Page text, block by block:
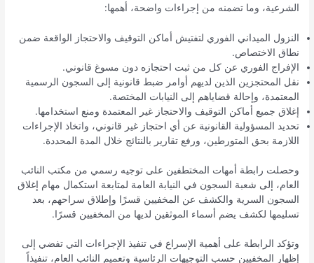
الشرعية، وما تضمنه من إجراءات واضحة، أهمها:
النزول الميداني الفوري لتفتيش أماكن التوقيف والاحتجاز الواقعة ضمن
نطاق الاختصاص.
الإفراج الفوري عن كل من ثبت احتجازه دون مسوغ قانوني.
نقل المحتجزين الذين لديهم أوامر ضبط قانونية إلى السجون الرسمية
المعتمدة، وإحالة قضاياهم إلى النيابات المختصة.
إغلاق جميع أماكن التوقيف والاحتجاز غير المعتمدة ومنع استخدامها.
تحديد المسؤولية القانونية عن أي احتجاز غير قانوني، واتخاذ الإجراءات
اللازمة بحق المتورطين، ورفع تقارير بالنتائج خلال المدة المحددة.
وحصلت رابطة أمهات المختطفين على توجيه رسمي من مكتب النائب
العام، إلى شعبة السجون في النيابة العامة لمتابعة استكمال مهام إغلاق
السجون السرية والكشف عن المخفيين قسرًا وإطلاق سراحهم، بعد
تسليمها لكشف يضم أسماء الموثقين لديها من المخفيين قسرًا.
وتؤكد الرابطة على أهمية الإسراع في تنفيذ الإجراءات التي تفضي إلى
إظهار المخفيين حسب التوجيهات الرئاسية وتعميم النائب العام، تنفيذاً